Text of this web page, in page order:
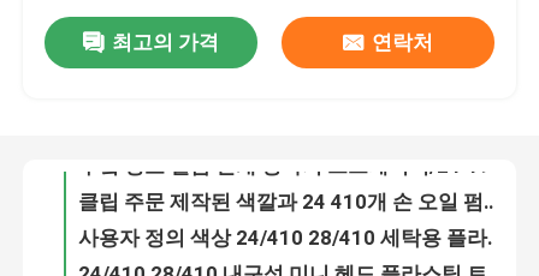
동영상
공장 여행
최고의 가격 연락처
비 플라스틱 PP 손 방아쇠 스프레이어 산성 저항하는 방아쇠 스프레이어 유출